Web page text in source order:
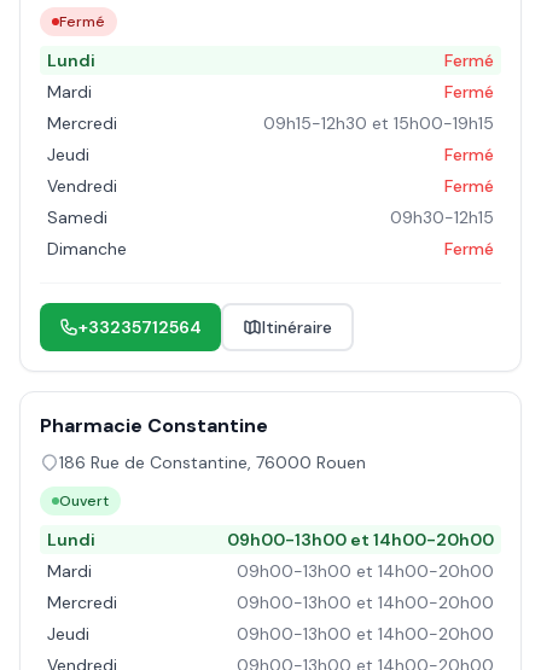
Fermé
Lundi
Fermé
Mardi
Fermé
Mercredi
09h15-12h30 et 15h00-19h15
Jeudi
Fermé
Vendredi
Fermé
Samedi
09h30-12h15
Dimanche
Fermé
+33235712564 Itinéraire
Pharmacie Constantine
186 Rue de Constantine, 76000 Rouen
Ouvert
Lundi
09h00-13h00 et 14h00-20h00
Mardi
09h00-13h00 et 14h00-20h00
Mercredi
09h00-13h00 et 14h00-20h00
Jeudi
09h00-13h00 et 14h00-20h00
Vendredi
09h00-13h00 et 14h00-20h00